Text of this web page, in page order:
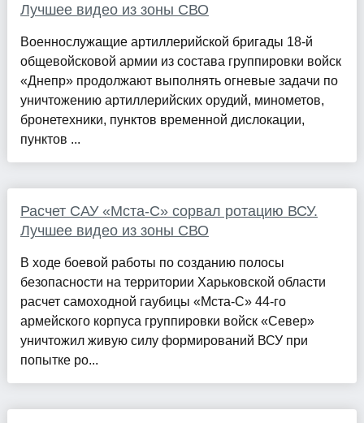
Лучшее видео из зоны СВО
Военнослужащие артиллерийской бригады 18-й
общевойсковой армии из состава группировки войск
«Днепр» продолжают выполнять огневые задачи по
уничтожению артиллерийских орудий, минометов,
бронетехники, пунктов временной дислокации,
пунктов ...
Расчет САУ «Мста-С» сорвал ротацию ВСУ.
Лучшее видео из зоны СВО
В ходе боевой работы по созданию полосы
безопасности на территории Харьковской области
расчет самоходной гаубицы «Мста-С» 44-го
армейского корпуса группировки войск «Север»
уничтожил живую силу формирований ВСУ при
попытке ро...